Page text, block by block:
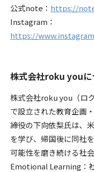
公式note： https://
Instagram：
https://
株式会社roku youに
株式会社roku you（ロ
で設立された教育企画
締役の下向依梨氏は、
を学び、帰国後に同社
可能性を磨き続ける社
Emotional Learning：